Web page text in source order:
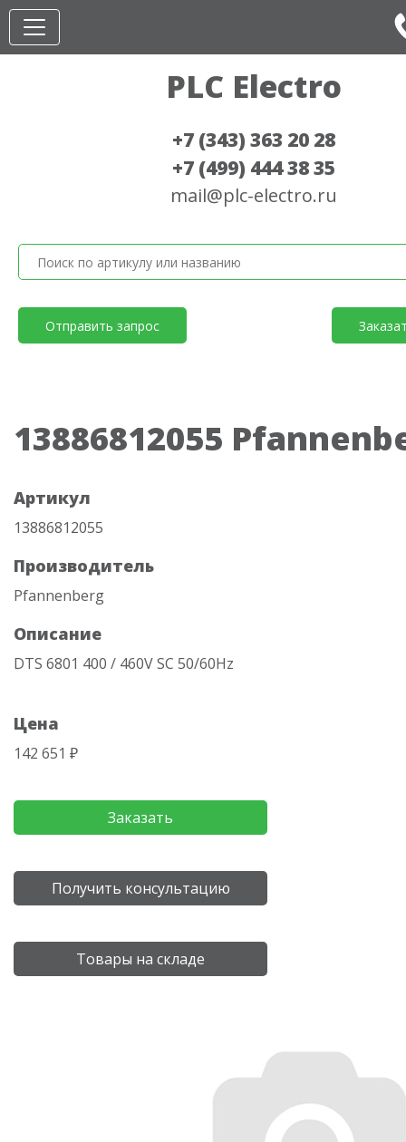
PLC Electro
+7 (343) 363 20 28
+7 (499) 444 38 35
mail@plc-electro.ru
Отправить запрос
13886812055
Артикул
13886812055
Производитель
Pfannenberg
Описание
DTS 6801 400 / 460V SC 50/60Hz
Цена
142 651 ₽
Заказать
Получить консультацию
Товары на складе